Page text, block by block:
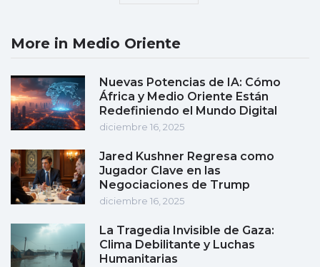
More in Medio Oriente
Nuevas Potencias de IA: Cómo
África y Medio Oriente Están
Redefiniendo el Mundo Digital
diciembre 16, 2025
Jared Kushner Regresa como
Jugador Clave en las
Negociaciones de Trump
diciembre 16, 2025
La Tragedia Invisible de Gaza:
Clima Debilitante y Luchas
Humanitarias